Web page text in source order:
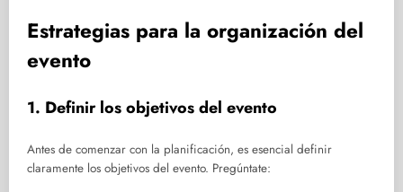
Estrategias para la organización del
evento
1. Definir los objetivos del evento
Antes de comenzar con la planificación, es esencial definir
claramente los objetivos del evento. Pregúntate: